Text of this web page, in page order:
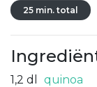
25 min. total
1,2 dl
quinoa